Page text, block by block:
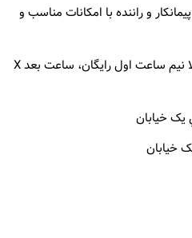
و راننده با امکانات مناسب و
- قابلیت اعمال دقیق قانون (مثلا نیم ساعت اول رایگان، ساعت بعد X
يک خيابان
خيابان